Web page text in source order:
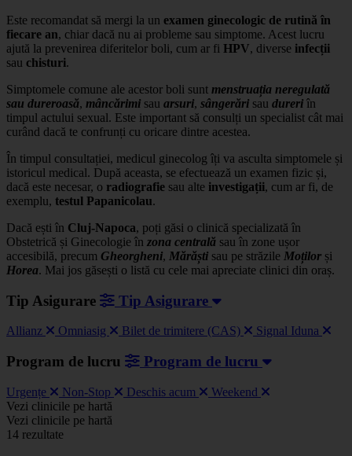
Este recomandat să mergi la un examen ginecologic de rutină în
fiecare an, chiar dacă nu ai probleme sau simptome. Acest lucru
ajută la prevenirea diferitelor boli, cum ar fi HPV, diverse infecții
sau chisturi.
Simptomele comune ale acestor boli sunt menstruația neregulată
sau dureroasă, mâncărimi sau arsuri, sângerări sau dureri în
timpul actului sexual. Este important să consulți un specialist cât mai
curând dacă te confrunți cu oricare dintre acestea.
În timpul consultației, medicul ginecolog îți va asculta simptomele și
istoricul medical. După aceasta, se efectuează un examen fizic și,
dacă este necesar, o radiografie sau alte investigații, cum ar fi, de
exemplu, testul Papanicolau.
Dacă ești în Cluj-Napoca, poți găsi o clinică specializată în
Obstetrică și Ginecologie în zona centrală sau în zone ușor
accesibilă, precum Gheorgheni, Mărăști sau pe străzile Moților și
Horea. Mai jos găsești o listă cu cele mai apreciate clinici din oraș.
Tip Asigurare Tip Asigurare
Allianz Omniasig Bilet de trimitere (CAS) Signal Iduna
Program de lucru Program de lucru
Urgențe Non-Stop Deschis acum Weekend
+
−
Vezi clinicile pe hartă
Vezi clinicile pe hartă
14 rezultate